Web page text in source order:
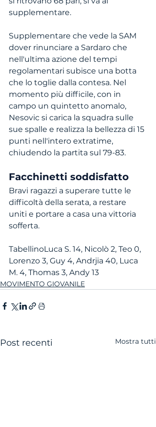
supplementare.
Supplementare che vede la SAM
dover rinunciare a Sardaro che
nell'ultima azione del tempi
regolamentari subisce una botta
che lo toglie dalla contesa. Nel
momento più difficile, con in
campo un quintetto anomalo,
Nesovic si carica la squadra sulle
sue spalle e realizza la bellezza di 15
punti nell'intero extratime,
chiudendo la partita sul 79-83.
Facchinetti soddisfatto
Bravi ragazzi a superare tutte le
difficoltà della serata, a restare
uniti e portare a casa una vittoria
sofferta.
TabellinoLuca S. 14, Nicolò 2, Teo 0,
Lorenzo 3, Guy 4, Andrjia 40, Luca
M. 4, Thomas 3, Andy 13
MOVIMENTO GIOVANILE
Post recenti Mostra tutti